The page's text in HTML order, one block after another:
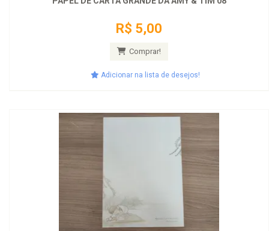
R$ 5,00
Comprar!
Adicionar na lista de desejos!